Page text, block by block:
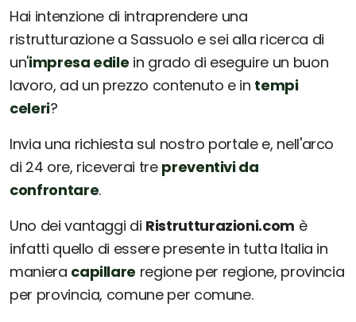
Hai intenzione di intraprendere una
ristrutturazione a Sassuolo e sei alla ricerca di
un'impresa edile in grado di eseguire un buon
lavoro, ad un prezzo contenuto e in tempi
celeri?
Invia una richiesta sul nostro portale e, nell'arco
di 24 ore, riceverai tre preventivi da
confrontare.
Uno dei vantaggi di Ristrutturazioni.com è
infatti quello di essere presente in tutta Italia in
maniera capillare regione per regione, provincia
per provincia, comune per comune.